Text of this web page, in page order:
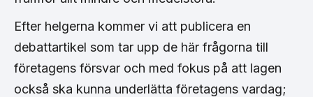
Efter helgerna kommer vi att publicera en
debattartikel som tar upp de här frågorna till
företagens försvar och med fokus på att lagen
också ska kunna underlätta företagens vardag;